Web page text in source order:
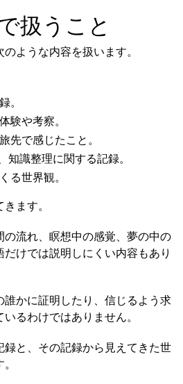
扱うこと
ような内容を扱います。
。
験や考察。
先で感じたこと。
知識整理に関する記録。
る世界観。
ます。
の流れ、瞑想中の感覚、夢の中の
けでは説明しにくい内容もあり
誰かに証明したり、信じるよう求
るわけではありません。
録と、その記録から見えてきた世